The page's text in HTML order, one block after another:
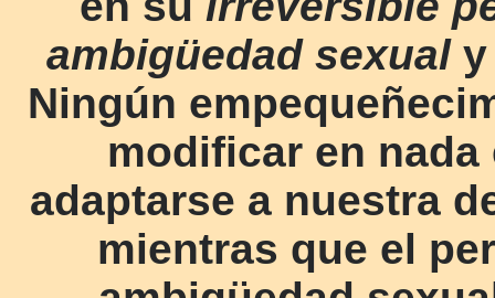
ambigüedad sexualy
Ningún
modificar en
adaptarse a nuestra
mientras que el